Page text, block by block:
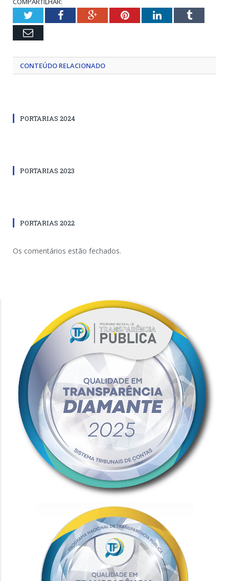
TwitterFacebookGoogle+PinterestLinkedInTumblr
Email
CONTEÚDO RELACIONADO
PORTARIAS 2024
PORTARIAS 2023
PORTARIAS 2022
Os comentários estão fechados.